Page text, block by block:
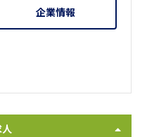
企業情報